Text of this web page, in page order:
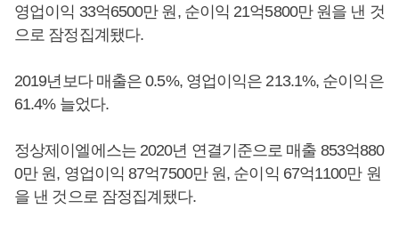
영업이익 33억6500만 원, 순이익 21억5800만 원을 낸 것
으로 잠정집계됐다.
2019년보다 매출은 0.5%, 영업이익은 213.1%, 순이익은
61.4% 늘었다.
정상제이엘에스는 2020년 연결기준으로 매출 853억880
0만 원, 영업이익 87억7500만 원, 순이익 67억1100만 원
을 낸 것으로 잠정집계됐다.